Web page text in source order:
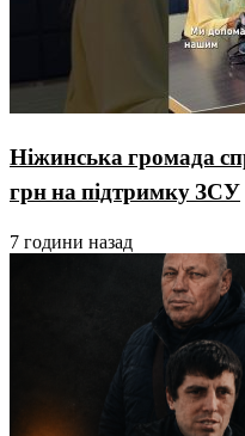
Ніжинська громада
грн на підтримку ЗСУ
7 години назад